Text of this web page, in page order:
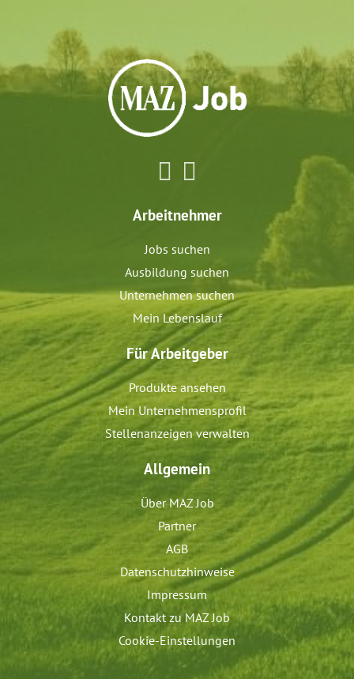
Arbeitnehmer
Jobs suchen
Ausbildung suchen
Unternehmen suchen
Mein Lebenslauf
Für Arbeitgeber
Produkte ansehen
Mein Unternehmensprofil
Stellenanzeigen verwalten
Allgemein
Über MAZ Job
Partner
AGB
Datenschutzhinweise
Impressum
Kontakt zu MAZ Job
Cookie-Einstellungen